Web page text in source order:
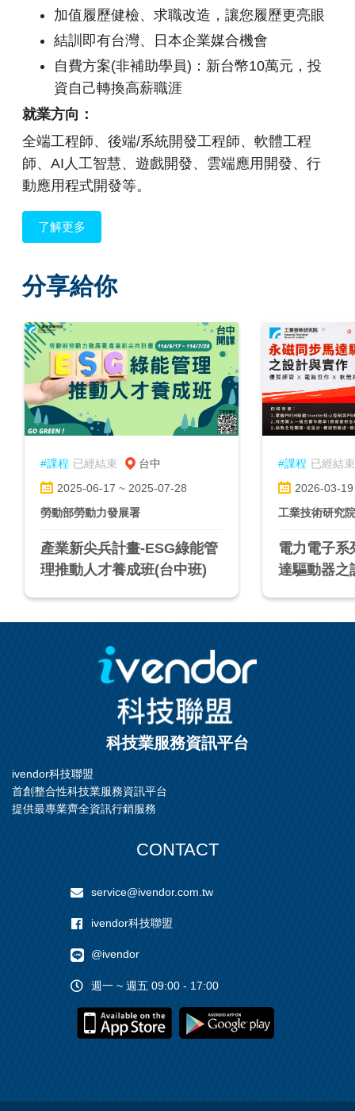
加值履歷健檢、求職改造，讓您履歷更亮眼
結訓即有台灣、日本企業媒合機會
自費方案(非補助學員)：新台幣10萬元，投
資自己轉換高薪職涯
就業方向：
全端工程師、後端/系統開發工程師、軟體工程
師、AI人工智慧、遊戲開發、雲端應用開發、行
動應用程式開發等。
了解更多
分享給你
#課程 已經結束
台中
2025-06-17 ~ 2025-07-28
勞動部勞動力發展署
產業新尖兵計畫-ESG綠能管
理推動人才養成班(台中班)
#課程 已經結束
2026-03-
工業技術研究院
電力電子系
達驅動器之
科技業服務資訊平台
ivendor科技聯盟
首創整合性科技業服務資訊平台
提供最專業齊全資訊行銷服務
CONTACT
service@ivendor.com.tw
ivendor科技聯盟
@ivendor
週一 ~ 週五 09:00 - 17:00